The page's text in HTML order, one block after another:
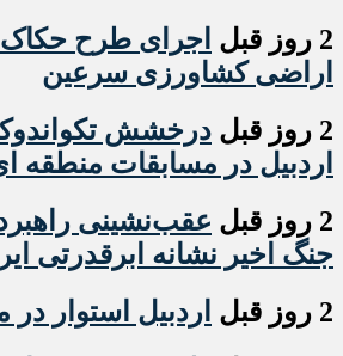
2 روز قبل
اجرای طرح حکاک
اراضی کشاورزی سرعین
2 روز قبل
درخشش
اردبیل در مسابقات منطقه
2 روز قبل
عقب‌نشینی
جنگ اخیر نشانه ابرقدرتی
2 روز قبل
اردبیل استوار